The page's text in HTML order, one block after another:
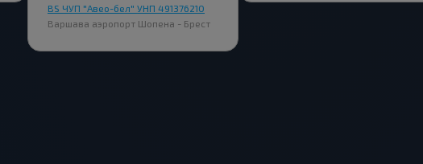
BS ЧУП "Авео-бел" УНП 491376210
Варшава аэропорт Шопена - Брест